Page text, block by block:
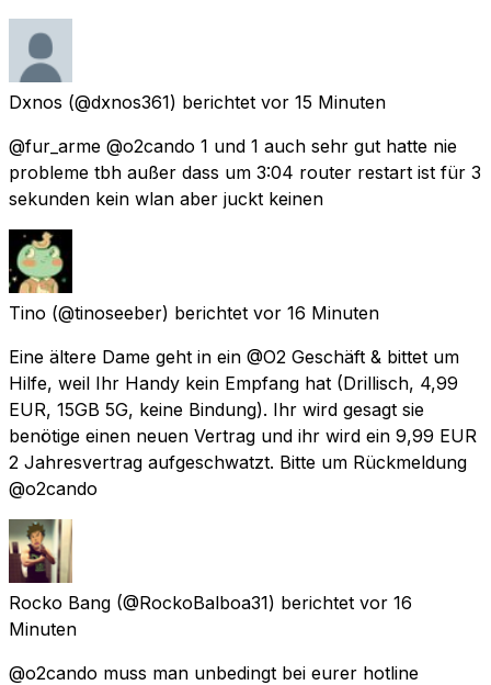
Dxnos (@dxnos361) berichtet vor 15 Minuten
@fur_arme @o2cando 1 und 1 auch sehr gut hatte nie
probleme tbh außer dass um 3:04 router restart ist für 3
sekunden kein wlan aber juckt keinen
Tino (@tinoseeber) berichtet vor 16 Minuten
Eine ältere Dame geht in ein @O2 Geschäft & bittet um
Hilfe, weil Ihr Handy kein Empfang hat (Drillisch, 4,99
EUR, 15GB 5G, keine Bindung). Ihr wird gesagt sie
benötige einen neuen Vertrag und ihr wird ein 9,99 EUR
2 Jahresvertrag aufgeschwatzt. Bitte um Rückmeldung
@o2cando
Rocko Bang (@RockoBalboa31) berichtet vor 16
Minuten
@o2cando muss man unbedingt bei eurer hotline